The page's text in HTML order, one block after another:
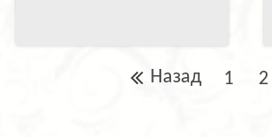
Назад 1 2